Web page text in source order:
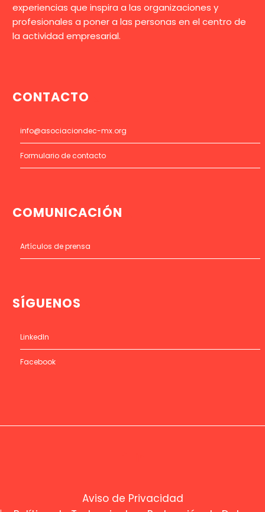
experiencias que inspira a las organizaciones y
profesionales a poner a las personas en el centro de
la actividad empresarial.
CONTACTO
info@asociaciondec-mx.org
Formulario de contacto
COMUNICACIÓN
Artículos de prensa
SÍGUENOS
LinkedIn
Facebook
Aviso de Privacidad